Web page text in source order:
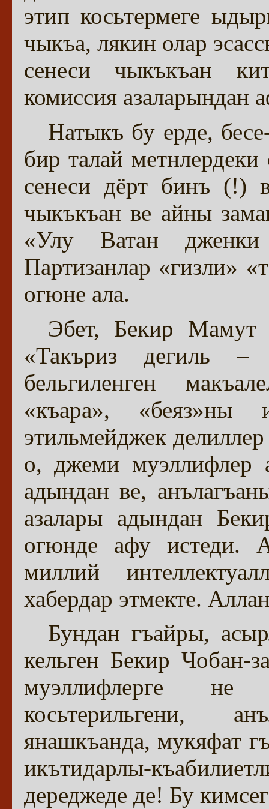
этип косьтермеге
чыкъа, лякин олар
сенеси чыкъкъан
комиссия азаларындан
Натыкъ бу ерде,
бир талай
сенеси дёрт бинъ (!)
чыкъкъан ве айны
«Улу Ватан дженки
Партизанлар «гизли»
огюне ала.
Эбет, Бекир Мамут
«Такъриз дегиль –
бельгиленген
«къара», «беяз»ны
этильмейджек
о, джеми муэллифлер
адындан ве,
азалары адындан
огюнде афу истеди.
миллий
хабердар этмекте.
Бундан гъайры,
кельген Бекир Чобан-
муэллифлерге
косьтерильгени,
янашкъанда, мукяфат
икътидарлы-
дереджеде де! Бу